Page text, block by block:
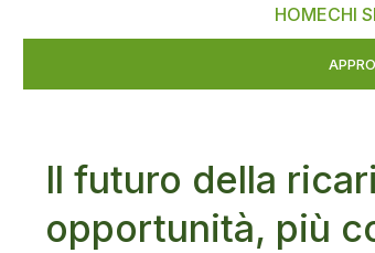
HOMECHI
Il futuro della
opportunità, più